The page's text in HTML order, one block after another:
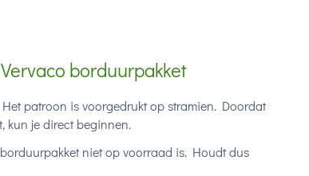
borduurpakket
patroon is voorgedrukt op stramien. Doordat
kun je direct beginnen.
niet op voorraad is. Houdt dus